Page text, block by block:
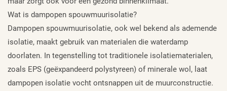
Wat is dampopen spouwmuurisolatie?
Dampopen spouwmuurisolatie, ook wel bekend als ademende
isolatie, maakt gebruik van materialen die waterdamp
doorlaten. In tegenstelling tot traditionele isolatiematerialen,
zoals EPS (geëxpandeerd polystyreen) of minerale wol, laat
dampopen isolatie vocht ontsnappen uit de muurconstructie.